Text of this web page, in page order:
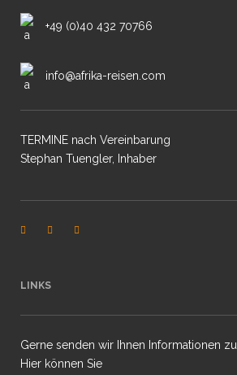
+49 (0)40 432 70766
info@afrika-reisen.com
TERMINE nach Vereinbarung
Stephan Tuengler, Inhaber
LINKS
Gerne senden wir Ihnen Informationen zu.
Hier können Sie